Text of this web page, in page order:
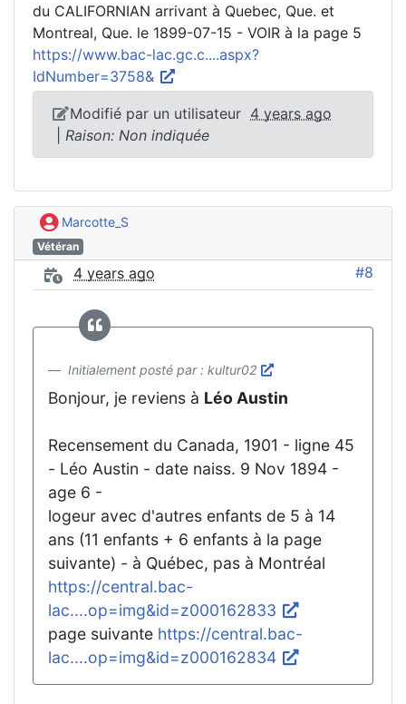
du CALIFORNIAN arrivant à Quebec, Que. et
Montreal, Que. le 1899-07-15 - VOIR à la page 5
https://www.bac-lac.gc.c....aspx?
IdNumber=3758&
Modifié par un utilisateur 4 years ago
Raison: Non indiquée
Marcotte_S
Vétéran
4 years ago #8
Initialement posté par : kultur02
Bonjour, je reviens à Léo Austin
Recensement du Canada, 1901 - ligne 45
- Léo Austin - date naiss. 9 Nov 1894 -
age 6 -
logeur avec d'autres enfants de 5 à 14
ans (11 enfants + 6 enfants à la page
suivante) - à Québec, pas à Montréal
https://central.bac-
lac....op=img&id=z000162833
page suivante https://central.bac-
lac....op=img&id=z000162834